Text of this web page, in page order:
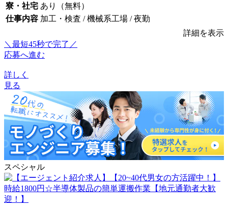
寮・社宅 あり（無料）
仕事内容 加工・検査 / 機械系工場 / 夜勤
詳細を表示
＼最短45秒で完了／
応募へ進む
詳しく
見る
スペシャル